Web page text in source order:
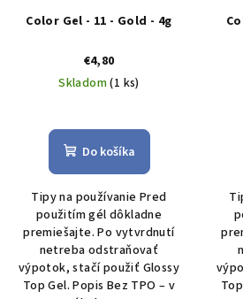
Color Gel - 11 - Gold - 4g
€4,80
Skladom(1 ks)
Do košíka
Tipy na používanie Pred
použitím gél dôkladne
premiešajte. Po vytvrdnutí
netreba odstraňovať
výpotok, stačí použiť Glossy
Top Gel. Popis Bez TPO – v